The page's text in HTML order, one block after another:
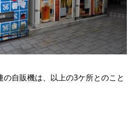
自販機は、以上の3ケ所とのこと